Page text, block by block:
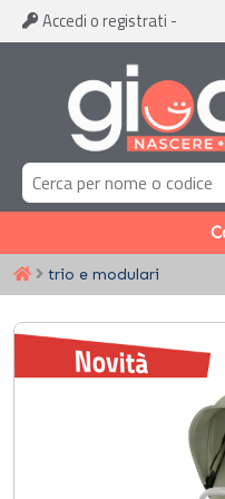
Accedi o registrati -
trio e modulari